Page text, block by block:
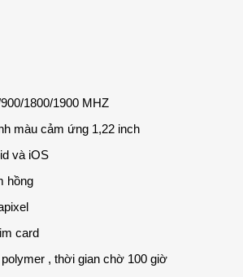
1800/1900 MHZ
màu cảm ứng 1,22 inch
và iOS
hồng
card
, thời gian chờ 100 giờ